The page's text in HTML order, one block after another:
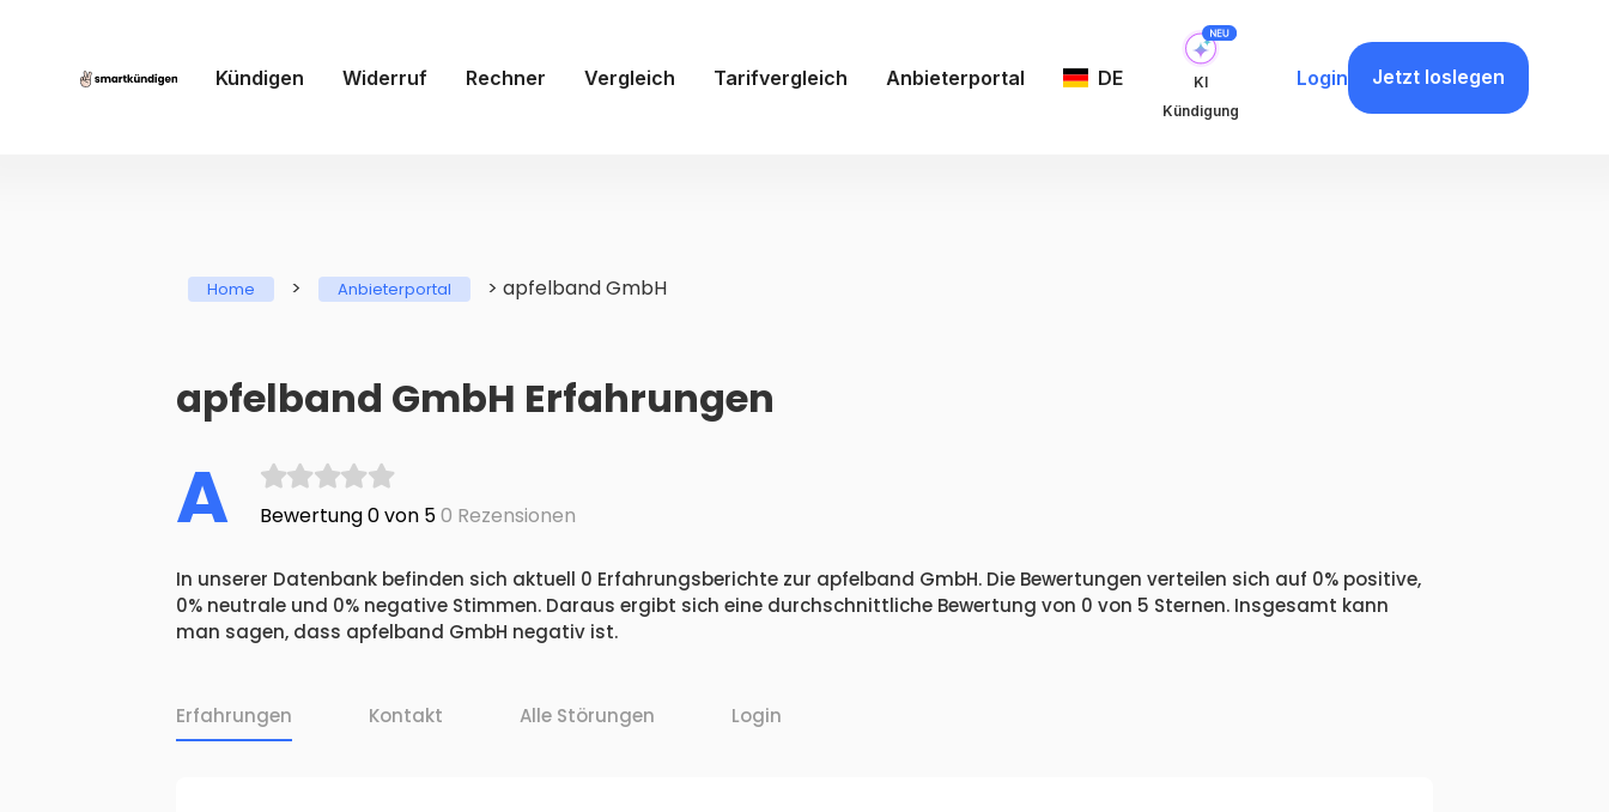
Kündigen Widerruf Rechner Vergleich Tarifvergleich Anbieterportal DE
KI
Kündigung
Login Jetzt loslegen
Home > Anbieterportal > apfelband GmbH
apfelband GmbH Erfahrungen
A Bewertung 0 von 50 Rezensionen
In unserer Datenbank befinden sich aktuell 0 Erfahrungsberichte zur apfelband GmbH. Die Bewertungen verteilen sich auf 0% positive,
0% neutrale und 0% negative Stimmen. Daraus ergibt sich eine durchschnittliche Bewertung von 0 von 5 Sternen. Insgesamt kann
man sagen, dass apfelband GmbH negativ ist.
Erfahrungen Kontakt Alle Störungen Login